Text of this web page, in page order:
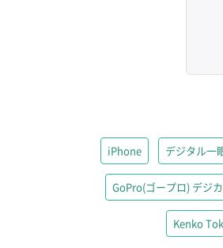
iPhone デジタル一
GoPro(ゴープロ) デジ
Kenko